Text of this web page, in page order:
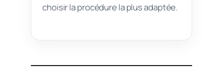
choisir la procédure la plus adaptée.